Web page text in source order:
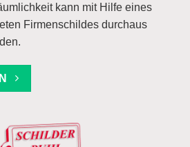
kann mit Hilfe eines
Firmenschildes durchaus